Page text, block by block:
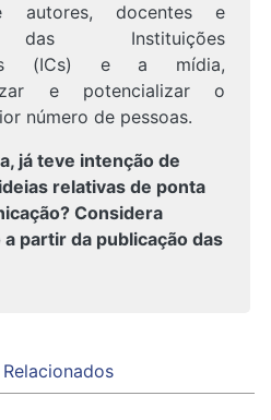
autores, docentes e
das Instituições
(ICs) e a mídia,
e potencializar o
número de pessoas.
já teve intenção de
relativas de ponta
Considera
partir da publicação das
Relacionados